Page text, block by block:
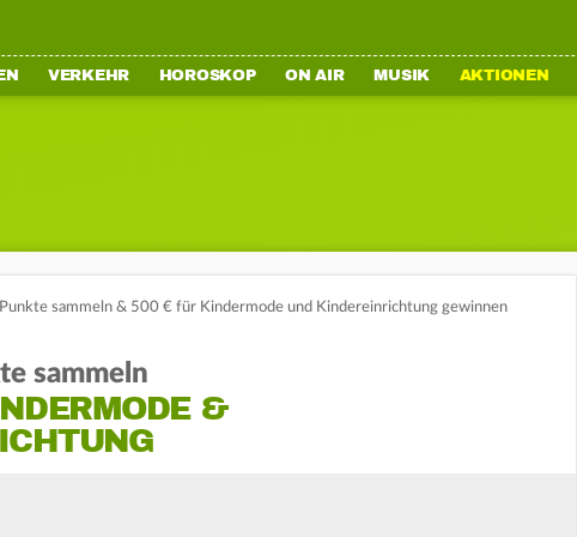
VERKEHR HOROSKOP ON AIR MUSIK AKTIONEN
Punkte sammeln & 500 € für Kindermode und Kindereinrichtung gewinnen
sammeln
&